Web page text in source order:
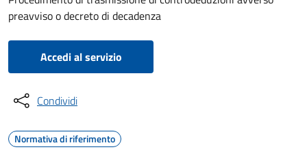
preavviso o decreto di decadenza
Accedi al servizio
Condividi
Normativa di riferimento